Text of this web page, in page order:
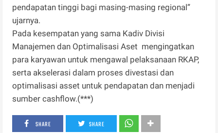
pendapatan tinggi bagi masing-masing regional”
ujarnya.
Pada kesempatan yang sama Kadiv Divisi
Manajemen dan Optimalisasi Aset mengingatkan
para karyawan untuk mengawal pelaksanaan RKAP,
serta akselerasi dalam proses divestasi dan
optimalisasi asset untuk pendapatan dan menjadi
sumber cashflow.(***)
SHARE SHARE